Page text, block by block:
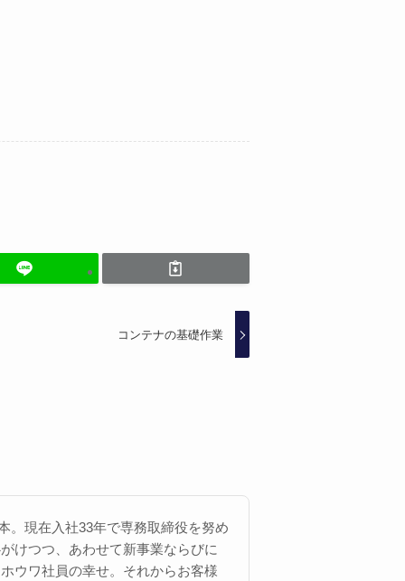
コンテナの基礎作業
。現在入社33年で専務取締役を努め
けつつ、あわせて新事業ならびに
ウワ社員の幸せ。それからお客様